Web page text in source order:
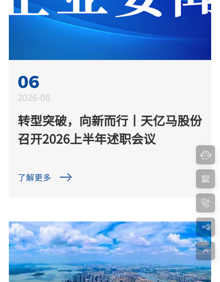
06
2026-08
转型突破，向新而行丨天亿马股份
召开2026上半年述职会议
了解更多